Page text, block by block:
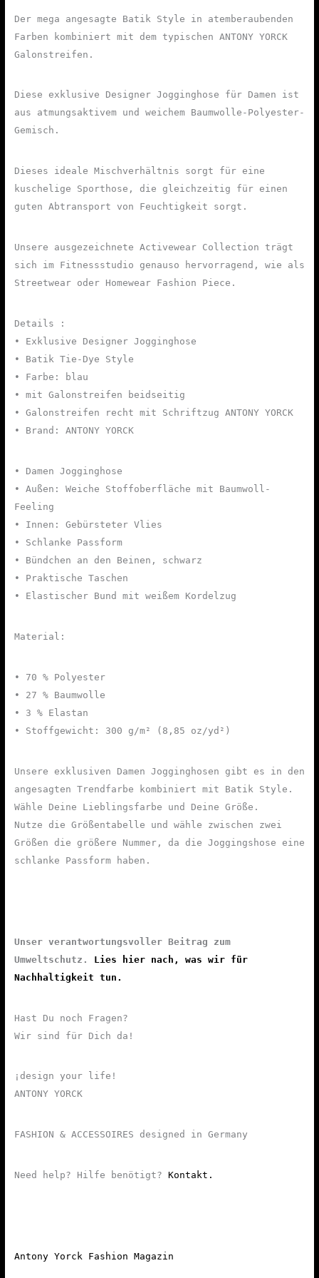
Der mega angesagte Batik Style in atemberaubenden
Farben kombiniert mit dem typischen ANTONY YORCK
Galonstreifen.
Diese exklusive Designer Jogginghose für Damen ist
aus atmungsaktivem und weichem Baumwolle-Polyester-
Gemisch.
Dieses ideale Mischverhältnis sorgt für eine
kuschelige Sporthose, die gleichzeitig für einen
guten Abtransport von Feuchtigkeit sorgt.
Unsere ausgezeichnete Activewear Collection trägt
sich im Fitnessstudio genauso hervorragend, wie als
Streetwear oder Homewear Fashion Piece.
Details :
• Exklusive Designer Jogginghose
• Batik Tie-Dye Style
• Farbe: blau
• mit Galonstreifen beidseitig
• Galonstreifen recht mit Schriftzug ANTONY YORCK
• Brand: ANTONY YORCK
• Damen Jogginghose
• Außen: Weiche Stoffoberfläche mit Baumwoll-
Feeling
• Innen: Gebürsteter Vlies
• Schlanke Passform
• Bündchen an den Beinen, schwarz
• Praktische Taschen
• Elastischer Bund mit weißem Kordelzug
Material:
• 70 % Polyester
• 27 % Baumwolle
• 3 % Elastan
• Stoffgewicht: 300 g/m² (8,85 oz/yd²)
Unsere exklusiven Damen Jogginghosen gibt es in den
angesagten Trendfarbe kombiniert mit Batik Style.
Wähle Deine Lieblingsfarbe und Deine Größe.
Nutze die Größentabelle und wähle zwischen zwei
Größen die größere Nummer, da die Joggingshose eine
schlanke Passform haben.
Unser verantwortungsvoller Beitrag zum
Umweltschutz. Lies hier nach, was wir für
Nachhaltigkeit tun.
Hast Du noch Fragen?
Wir sind für Dich da!
¡design your life!
ANTONY YORCK
FASHION & ACCESSOIRES designed in Germany
Need help? Hilfe benötigt? Kontakt.
Antony Yorck Fashion Magazin